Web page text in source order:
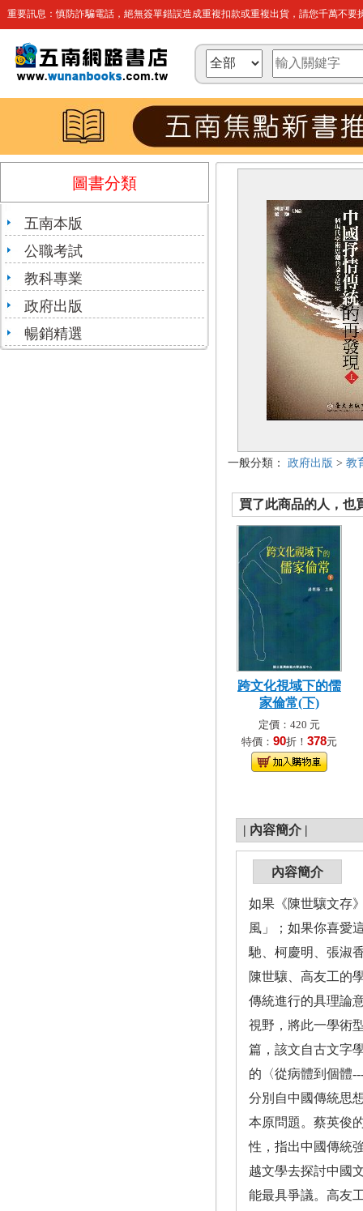
重要訊息：慎防詐騙電話，絕無簽單錯誤造成重複扣款或重複出貨，請您千萬不要
圖書分類
五南本版
公職考試
教科專業
政府出版
暢銷精選
一般分類： 政府出版 > 教
買了此商品的人，也
跨文化視域下的儒
家倫常(下)
定價：420 元
特價： 90折！ 378元
| 內容簡介 |
內容簡介
如果《陳世驤文存
風」；如果你喜愛
馳、柯慶明、張淑
陳世驤、高友工的
傳統進行的具理論
視野，將此一學術
篇，該文自古文字
的〈從病體到個體
分別自中國傳統思
本原問題。蔡英俊
性，指出中國傳統
越文學去探討中國
能最具爭議。高友